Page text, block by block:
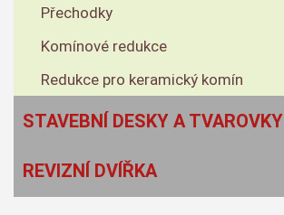
Přechodky
Komínové redukce
Redukce pro keramický komín
STAVEBNÍ DESKY A TVAROVKY
REVIZNÍ DVÍŘKA